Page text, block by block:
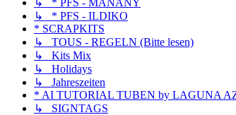
↳ * PFS - MANANY
↳ * PFS - ILDIKO
* SCRAPKITS
↳ TOUS - REGELN (Bitte lesen)
↳ Kits Mix
↳ Holidays
↳ Jahreszeiten
* AI TUTORIAL TUBEN by LAGUNA
↳ SIGNTAGS